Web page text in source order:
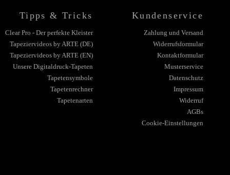
Tipps & Tricks
Clear Pro - Der perfekte Kleister
Tapeziervideos by ARTE (DE)
Tapeziervideos by ARTE (EN)
Unsere Digitaldruck-Tapeten
Tapetensymbole
Tapetenrechner
Tapetenarten
Kundenservice
Zahlung und Versand
Widerrufsformular
Kontaktformular
Musterservice
Datenschutz
Impressum
Widerruf
AGBs
Cookie-Einstellungen